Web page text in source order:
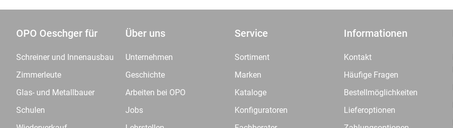
OPO Oeschger für
Schreiner und Innenausbau
Zimmerleute
Glas- und Metallbauer
Schulen
Über uns
Unternehmen
Geschichte
Arbeiten bei OPO
Jobs
Service
Sortiment
Marken
Kataloge
Konfiguratoren
Informationen
Kontakt
Häufige Fragen
Bestellmöglichkeiten
Lieferoptionen